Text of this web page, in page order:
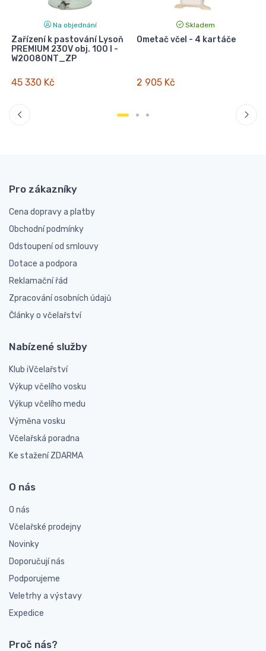
Na objednání
Zařízení k pastování Lysoň
PREMIUM 230V obj. 100 l -
W20080NT_ZP
45 330 Kč
Skladem
Ometač včel - 4 kartáče
2 905 Kč
Pro zákazníky
Cena dopravy a platby
Obchodní podmínky
Odstoupení od smlouvy
Dotace a podpora
Reklamační řád
Zpracování osobních údajů
Články o včelařství
Nabízené služby
Klub iVčelařství
Výkup včelího vosku
Výkup včelího medu
Výměna vosku
Včelařská poradna
Ke stažení ZDARMA
O nás
O nás
Včelařské prodejny
Novinky
Doporučují nás
Podporujeme
Veletrhy a výstavy
Expedice
Proč nás?